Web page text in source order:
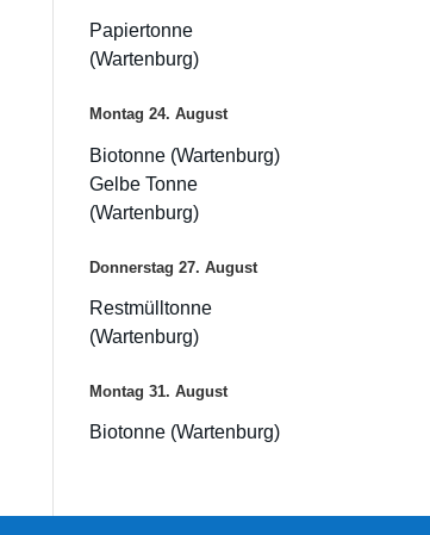
Papiertonne
(Wartenburg)
Montag 24. August
Biotonne (Wartenburg)
Gelbe Tonne
(Wartenburg)
Donnerstag 27. August
Restmülltonne
(Wartenburg)
Montag 31. August
Biotonne (Wartenburg)